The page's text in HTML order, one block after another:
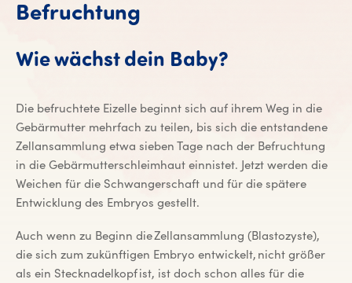
Befruchtung
Wie wächst dein Baby?
Die befruchtete Eizelle beginnt sich auf ihrem Weg in die
Gebärmutter mehrfach zu teilen, bis sich die entstandene
Zellansammlung etwa sieben Tage nach der Befruchtung
in die Gebärmutterschleimhaut einnistet. Jetzt werden die
Weichen für die Schwangerschaft und für die spätere
Entwicklung des Embryos gestellt.
Auch wenn zu Beginn die Zellansammlung (Blastozyste),
die sich zum zukünftigen Embryo entwickelt, nicht größer
als ein Stecknadelkopf ist, ist doch schon alles für die